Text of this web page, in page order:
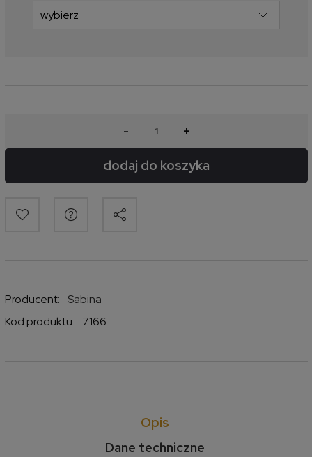
- +
dodaj do koszyka
Producent:
Sabina
Kod produktu:
7166
Opis
Dane techniczne